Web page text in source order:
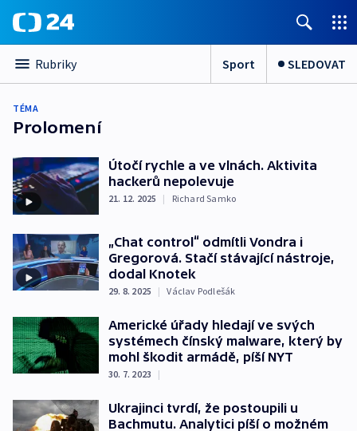
Rubriky Sport SLEDOVAT
TÉMA
Prolomení
Útočí rychle a ve vlnách. Aktivita
hackerů nepolevuje
21. 12. 2025 | Richard Samko
„Chat control“ odmítli Vondra i
Gregorová. Stačí stávající nástroje,
dodal Knotek
29. 8. 2025 | Václav Podlešák
Americké úřady hledají ve svých
systémech čínský malware, který by
mohl škodit armádě, píší NYT
30. 7. 2023 |
Ukrajinci tvrdí, že postoupili u
Bachmutu. Analytici píší o možném